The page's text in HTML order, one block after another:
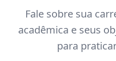
Fale sobre sua
acadêmica e seus
para